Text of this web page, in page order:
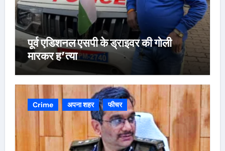
पूर्व एडिशनल एसपी के ड्राइवर की गोली
मारकर ह’त्या
Crime अपना शहर फीचर